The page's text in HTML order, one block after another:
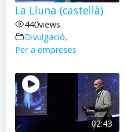
La Lluna (castellà)
440views
Divulgació,
Per a empreses
02:43